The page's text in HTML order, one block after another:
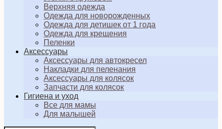
Верхняя одежда
Одежда для новорожденных
Одежда для детишек от 1 года
Одежда для крещения
Пеленки
Аксессуары
Аксессуары для автокресел
Накладки для пеленания
Аксессуары для колясок
Запчасти для колясок
Гигиена и уход
Все для мамы
Для малышей